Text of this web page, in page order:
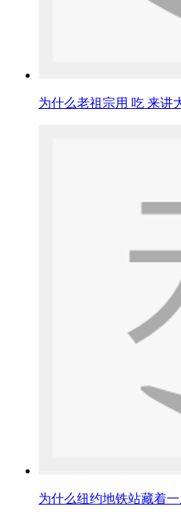
为什么老祖宗用 吃 来讲
为什么纽约地铁站藏着